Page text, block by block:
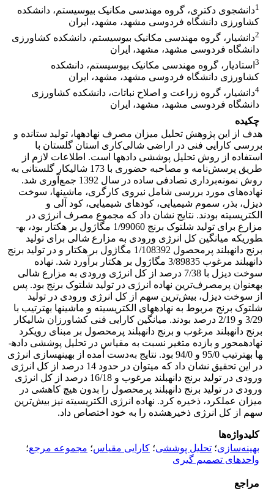
1دانشجوی دکتری، گروه مهندسی مکانیک بیوسیستم، دانشکده
کشاورزی دانشگاه فردوسی مشهد، مشهد، ایران
2دانشیار، گروه مهندسی مکانیک بیوسیستم، دانشکده کشاورزی
دانشگاه فردوسی مشهد، مشهد، ایران
3 استادیار، گروه مهندسی مکانیک بیوسیستم، دانشکده
کشاورزی دانشگاه فردوسی مشهد، مشهد، ایران
4دانشیار، گروه زراعت و اصلاح نباتات، دانشکده کشاورزی
دانشگاه فردوسی مشهد، مشهد، ایران
چکیده
هدف از این پژوهش تحلیل میزان مصرف نهاده­ها، تولید ستانده­ و
بررسی کارایی فنی در اراضی شالی‌کاری استان گلستان با
استفاده از روش تحلیل پوششی داده­ها است. اطلاعات لازم از
طریق پرسش‌نامه و مصاحبه حضوری با 173 شالی­کار گلستانی به
روش نمونه‌برداری تصادفی ساده در سال 1392 جمع‌آوری شد.
نهاده‌های مورد بررسی شامل نیروی کارگری، ماشین­ها، سوخت
دیزل، بذر، سموم شیمیایی، کودهای شیمیایی، کود آلی و
الکتریسیته بودند. نتایج نشان داد که مجموع مصرف انرژی در
مزارع برای تولید شلتوک برنج 1/99060 مگاژول بر هکتار بود، به­
طوری­که میانگین کل انرژی ورودی به مزارع شالی برای تولید
برنج دانه­بلند پرمحصول 1/108392 مگاژول بر هکتار و در تولید برنج
دانه­بلند مرغوب 3/89835 مگاژول بر هکتار برآورد شد. نهاده
سوخت دیزل با 7/38 درصد از کل انرژی ورودی به مزارع شالی
به­عنوان پرمصرف‌ترین نهاده انرژی در تولید شلتوک برنج بود. پس
از سوخت دیزل، بیش‌ترین سهم از کل انرژی ورودی در تولید
شلتوک برنج مربوط به نهاده­های الکتریسیته و ماشین­ها به­ترتیب با
3/29 و 2/19 درصد بودند. میانگین کارایی فنی کشاورزان شالی­کار
برنج دانه­بلند مرغوب و برنج دانه­بلند پرمحصول بر مبنای رویکرد
نهاده­محور و بازده متغیر نسبت به مقیاس در تحلیل پوششی داده­
ها به­ترتیب 95/0 و 94/0 بود. نتایج به‌دست آمده از بهینه­سازی انرژی
در این تحقیق نشان داد که می­توان در حدود 14 درصد از کل انرژی
ورودی در تولید برنج دانه­بلند مرغوب و 16/18 درصد از کل انرژی
ورودی در تولید برنج دانه­بلند پرمحصول را بدون هیچ کاهشی در
میزان عملکرد، ذخیره کرد. نهاده انرژی الکتریسیته نیز بیش‌ترین
سهم از کل انرژی ذخیره­شده را به خود اختصاص داد.
کلیدواژه‌ها
بهینه‌سازی؛ تحلیل پوششی؛ کارایی مقیاس؛ مجموعه مرجع؛
واحدهای تصمیم گیری
مراجع